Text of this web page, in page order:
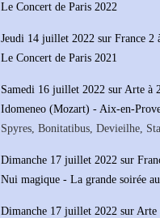
Le Concert de Paris 2022
Jeudi 14 juillet 2022 sur France 2
Le Concert de Paris 2021
Samedi 16 juillet 2022 sur Arte à
Idomeneo (Mozart) - Aix-en-
Spyres, Bonitatibus, Devieilhe,
Dimanche 17 juillet 2022 sur
Nui magique - La grande soirée
Dimanche 17 juillet 2022 sur Arte